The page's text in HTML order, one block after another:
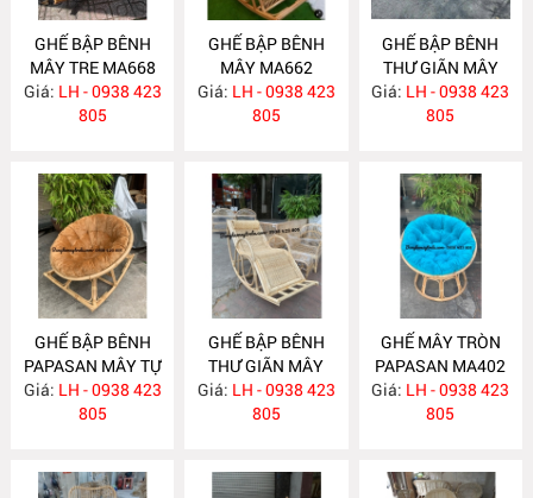
GHẾ BẬP BÊNH
MÂY TRE MA668
Giá: LH - 0938 423
805
GHẾ BẬP BÊNH
MÂY MA662
Giá: LH - 0938 423
805
GHẾ BẬP BÊNH
THƯ GIÃN MÂY
NHỰA NH308
Giá: LH - 0938 423
805
GHẾ BẬP BÊNH
PAPASAN MÂY TỰ
NHIÊN MA468
Giá: LH - 0938 423
805
GHẾ BẬP BÊNH
THƯ GIÃN MÂY
TỰ NHIÊN MA422
Giá: LH - 0938 423
805
GHẾ MÂY TRÒN
PAPASAN MA402
Giá: LH - 0938 423
805